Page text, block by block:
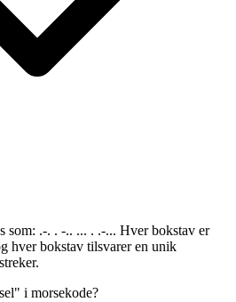
som: .-. . -.. ... . .-... Hver bokstav er
hver bokstav tilsvarer en unik
i morsekode?